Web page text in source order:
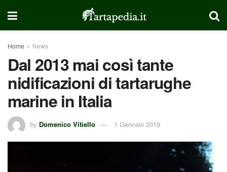
Home News
Dal 2013 mai così tante
nidificazioni di tartarughe
marine in Italia
by Domenico Vitiello 1 Gennaio 2019